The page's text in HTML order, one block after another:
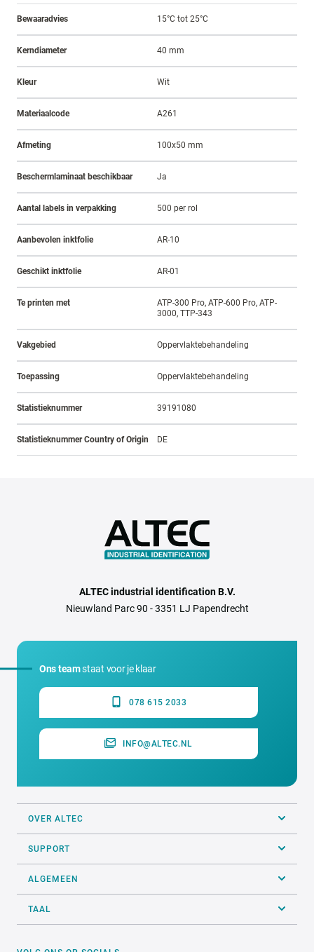
Bewaaradvies 15°C tot 25°C
Kerndiameter 40 mm
Kleur Wit
Materiaalcode A261
Afmeting 100x50 mm
Beschermlaminaat beschikbaar Ja
Aantal labels in verpakking 500 per rol
Aanbevolen inktfolie AR-10
Geschikt inktfolie AR-01
Te printen met
ATP-300 Pro, ATP-600 Pro, ATP-
3000, TTP-343
Vakgebied Oppervlaktebehandeling
Toepassing Oppervlaktebehandeling
Statistieknummer 39191080
Statistieknummer Country of Origin DE
ALTEC industrial identification B.V.
Nieuwland Parc 90 - 3351 LJ Papendrecht
Ons teamstaat voor je klaar
078 615 2033
INFO@ALTEC.NL
OVER ALTEC
SUPPORT
ALGEMEEN
TAAL